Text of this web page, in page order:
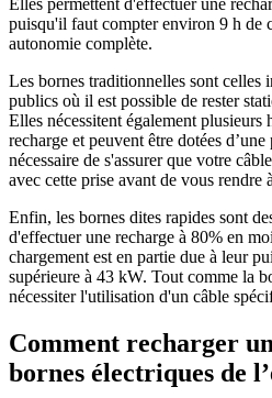
Elles permettent d'effectuer une
puisqu'il faut compter environ 9 h de
autonomie complète.
Les bornes traditionnelles sont celles
publics où il est possible de rester
Elles nécessitent également plusieurs
recharge et peuvent être dotées
nécessaire de s'assurer que votre
avec cette prise avant de vous rendre
Enfin, les bornes dites rapides sont
d'effectuer une recharge à 80% en
chargement est en partie due à leur
supérieure à 43 kW. Tout comme la
nécessiter l'utilisation d'un câble
Comment recharger
bornes électriques de